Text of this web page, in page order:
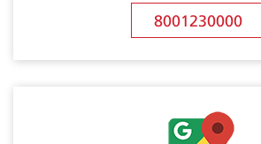
8001230000